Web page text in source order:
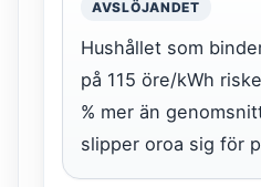
AVSLÖJANDET
Hushållet som
på 115 öre/kWh
% mer än
slipper oroa sig för